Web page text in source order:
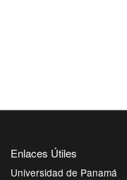
Enlaces Útiles
Universidad de Panamá